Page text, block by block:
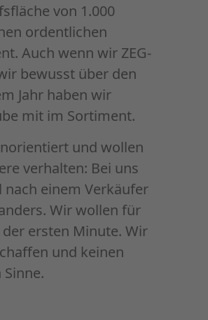
von 1.000
ordentlichen
Auch wenn wir ZEG-
bewusst über den
Jahr haben wir
mit im Sortiment.
und wollen
verhalten: Bei uns
einem Verkäufer
Wir wollen für
ersten Minute. Wir
und keinen